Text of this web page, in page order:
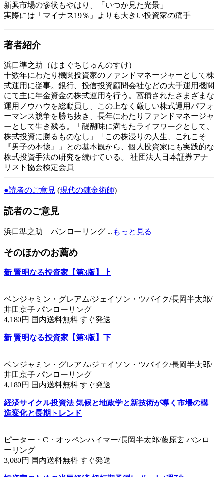
新興市場の惨状もやはり、「いつか見た光景」
実際には「マイナス19％」よりも大きい投資家の痛手
著者紹介
浜口準之助（はまぐちじゅんのすけ）
十数年にわたり機関投資家のファンドマネージャーとして株
式運用に従事。銀行、投信投資顧問会社などの大手運用機関
にて主に年金資金の株式運用を行う。蓄積されたさまざまな
運用ノウハウを総動員し、この上なく厳しい株式運用パフォ
ーマンス競争を勝ち抜き、長年にわたりファンドマネージャ
ーとして生き残る。「醍醐味に満ちたライフワークとして、
株式投資に勝るものなし」「この株浸りの人生、これこそ
『男子の本懐』」との基本観から、個人投資家にも実践的な
株式投資手法の研究を続けている。 社団法人日本証券アナ
リスト協会検定会員
●読者のご意見 (現代の錬金術師)
読者のご意見
浜口準之助 パンローリング ... もっと見る
そのほかのお薦め
新 賢明なる投資家【第3版】上
ベンジャミン・グレアム/ジェイソン・ツバイク/長岡半太郎/
井田京子 パンローリング
4,180円 国内送料無料 すぐ発送
新 賢明なる投資家【第3版】下
ベンジャミン・グレアム/ジェイソン・ツバイク/長岡半太郎/
井田京子 パンローリング
4,180円 国内送料無料 すぐ発送
経済サイクル投資法 気候と地政学と新技術が導く市場の構
造変化と長期トレンド
ピーター・C・オッペンハイマー/長岡半太郎/藤原玄 パンロ
ーリング
3,080円 国内送料無料 すぐ発送